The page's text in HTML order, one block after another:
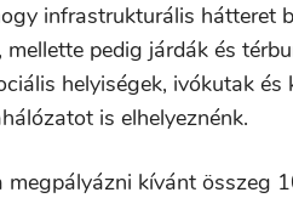
infrastrukturális hátteret
pedig járdák és
helyiségek, ivókutak
is elhelyeznénk.
kívánt összeg